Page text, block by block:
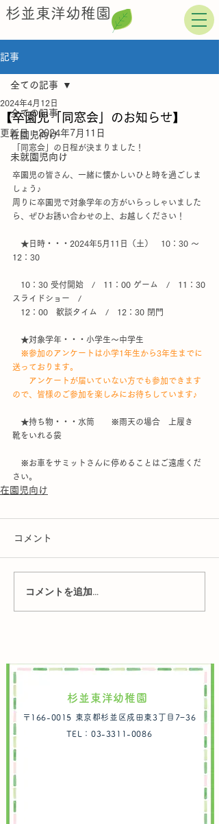
杉並東洋幼稚園
記事
全ての記事
在園児向け
未就園児向け
全ての記事
【卒園児「同窓会」のお知らせ】
2024年4月12日
更新日：2024年7月11日
「同窓会」の日程が決まりました！
卒園児の皆さん、一緒に懐かしいひと時を過ごしま
しょう♪
周りに卒園児で対象学年の方がいらっしゃいました
ら、ぜひお誘い合わせの上、お越しください！
★日時・・・2024年5月11日（土）　10：30 ～
12：30
10：30 受付開始　/　11：00 ゲーム　/　11：30
スライドショー　/
12：00　歓談タイム　/　12：30 閉門
★対象学年・・・小学生～中学生
※参加のアンケートは小学1年生から3年生までに
送っております。
アンケートが届いていない方でも参加できます
ので、皆様のご参加を楽しみにお待ちしています♪
★持ち物・・・水筒　　※雨天の場合　上履き
靴をいれる袋
※お車をサミットさんに停めることはご遠慮くだ
さい。
在園児向け
コメント
コメントを追加…
杉並東洋幼稚園
〒166-0015 東京都杉並区成田東3丁目7−36
TEL：03-3311-0086